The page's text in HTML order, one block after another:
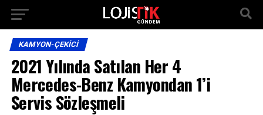
KAMYON-ÇEKICI
2021 Yılında Satılan Her 4
Mercedes-Benz Kamyondan 1’i
Servis Sözleşmeli